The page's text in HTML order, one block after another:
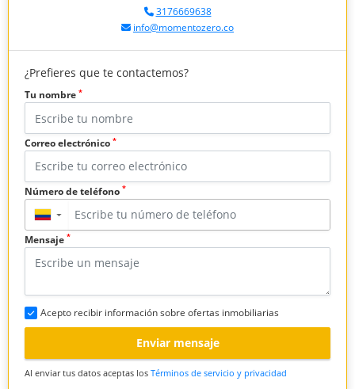
3176669638
info@momentozero.co
¿Prefieres que te contactemos?
Tu nombre *
Correo electrónico *
Número de teléfono *
▼
Mensaje *
Acepto recibir información sobre ofertas inmobiliarias
Enviar mensaje
Al enviar tus datos aceptas los Términos de servicio y privacidad